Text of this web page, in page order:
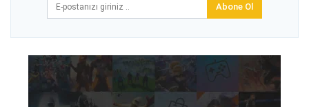
Abone Ol